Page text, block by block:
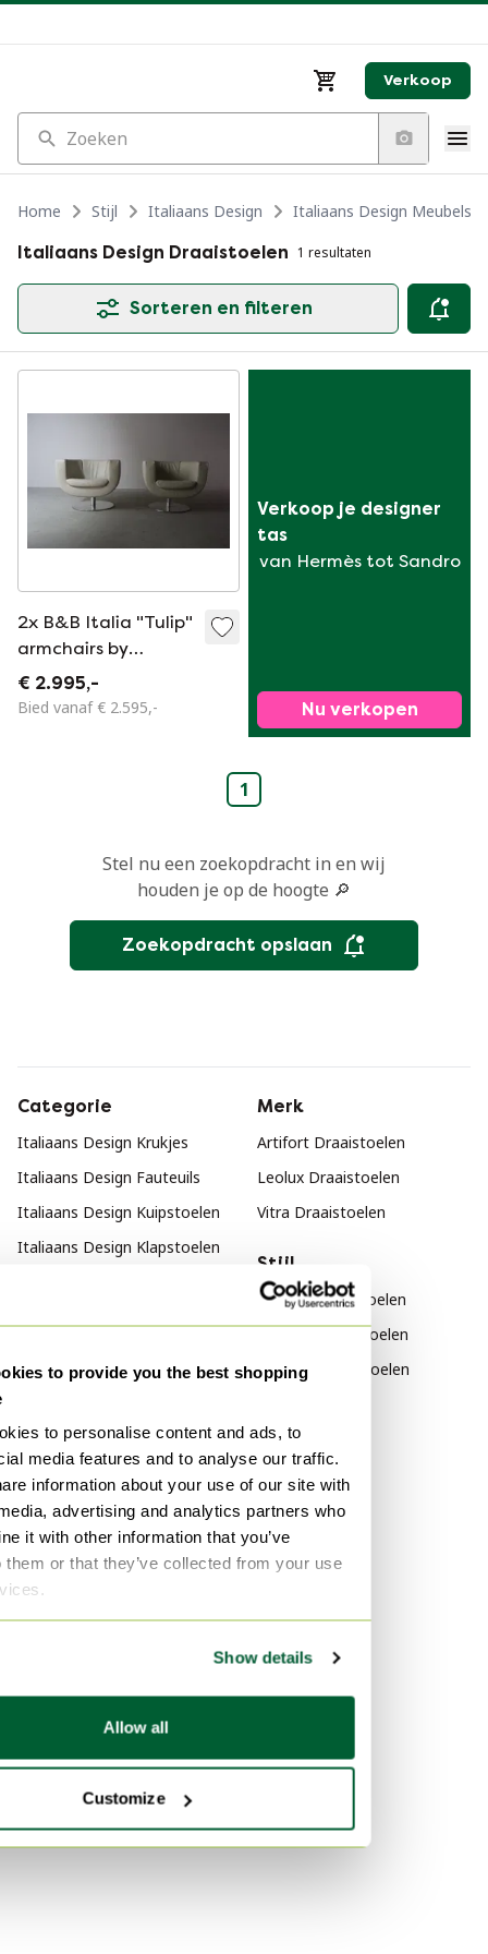
to provide you the best shopping
to personalise content and ads, to
media features and to analyse our traffic.
information about your use of our site with
advertising and analytics partners who
it with other information that you’ve
them or that they’ve collected from your use
Show details
Allow all
Customize
Verkoop
Zoeken
Home Stijl Italiaans Design
Italiaans Design Meubels
Italiaans Design Draaistoelen 1 resultaten
Sorteren en filteren
2x B&B Italia "Tulip"
armchairs by
Jeffrey Bernett
€ 2.995,-
Bied vanaf € 2.595,-
Verkoop je designer
tas
van Hermès tot Sandro
Nu verkopen
1
Stel nu een zoekopdracht in en wij
houden je op de hoogte 🔎
Zoekopdracht opslaan
Categorie
Italiaans Design Krukjes
Italiaans Design Fauteuils
Italiaans Design Kuipstoelen
Italiaans Design Klapstoelen
Italiaans Design Stoelen /
Italiaans Design Barkrukken
Merk
Artifort Draaistoelen
Leolux Draaistoelen
Vitra Draaistoelen
Stijl
Vintage Draaistoelen
Modern Draaistoelen
Klassiek Draaistoelen
Materiaal
Leer Draaistoelen
Hout Draaistoelen
Bamboe Draaistoelen
Grijs Draaistoelen
Populariteit
Hout Dressoirs
Vitra